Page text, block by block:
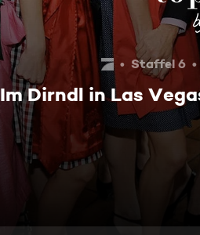
Staffel 6
Im Dirndl in Las